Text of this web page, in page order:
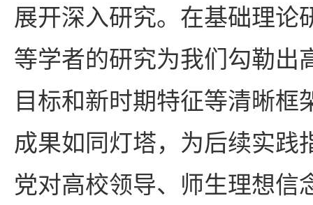
展开深入研究。在基础理论
等学者的研究为我们勾勒出
目标和新时期特征等清晰框
成果如同灯塔，为后续实践
党对高校领导、师生理想信